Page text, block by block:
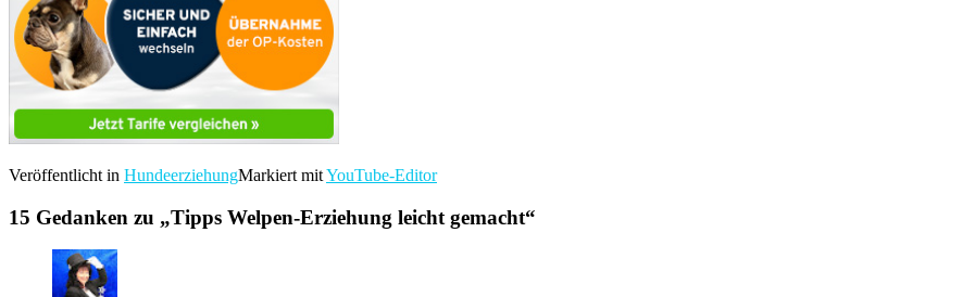
Veröffentlicht in HundeerziehungMarkiert mitYouTube-Editor
15 Gedanken zu „Tipps Welpen-Erziehung leicht gemacht“